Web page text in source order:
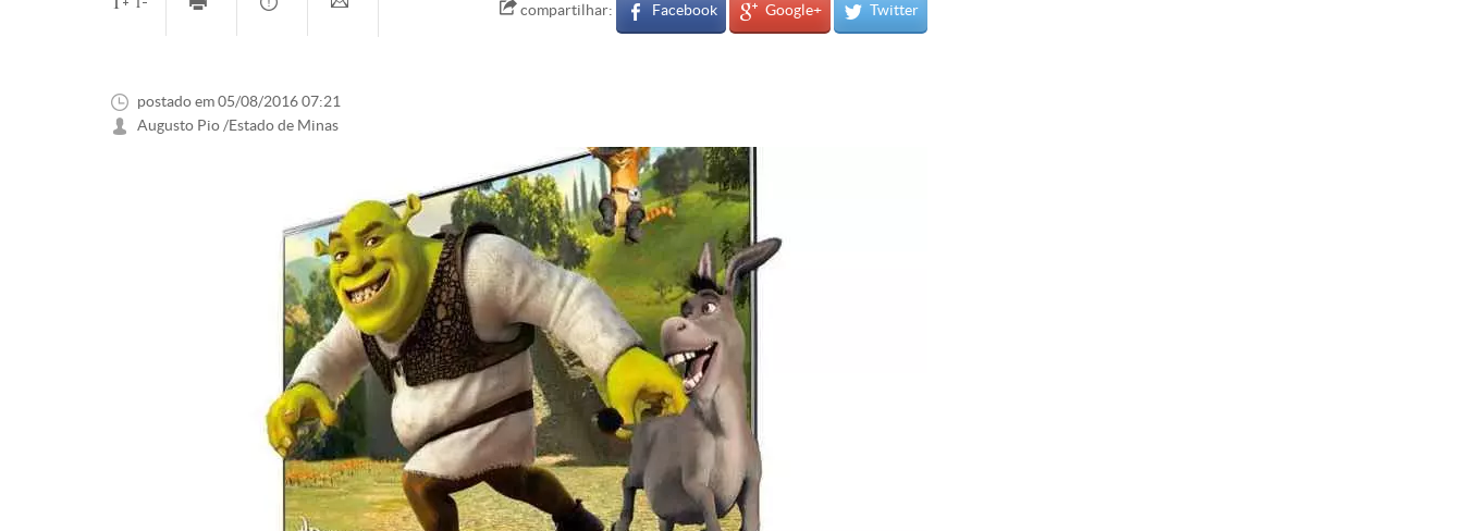
compartilhar: Facebook Google+ Twitter
postado em 05/08/2016 07:21
Augusto Pio /Estado de Minas